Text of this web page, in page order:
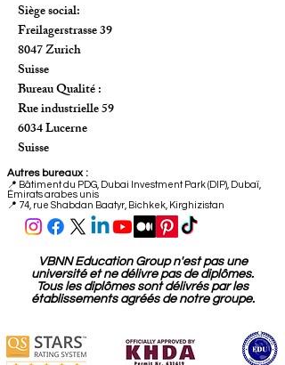
Siège social:
Freilagerstrasse 39
8047 Zurich
Suisse
Bureau Qualité :
Rue industrielle 59
6034 Lucerne
Suisse
Autres bureaux :
📍 Bâtiment du PDG, Dubai Investment Park (DIP), Dubaï,
Émirats arabes unis
📍 74, rue Shabdan Baatyr, Bichkek, Kirghizistan
VBNN Education Group n'est pas une
université et ne délivre pas de diplômes.
Tous les diplômes sont délivrés par les
établissements agréés de notre groupe.